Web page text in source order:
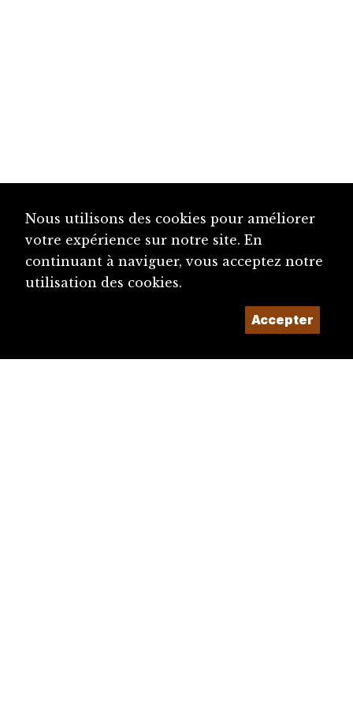
Nous utilisons des cookies pour améliorer
votre expérience sur notre site. En
continuant à naviguer, vous acceptez notre
utilisation des cookies.
Accepter